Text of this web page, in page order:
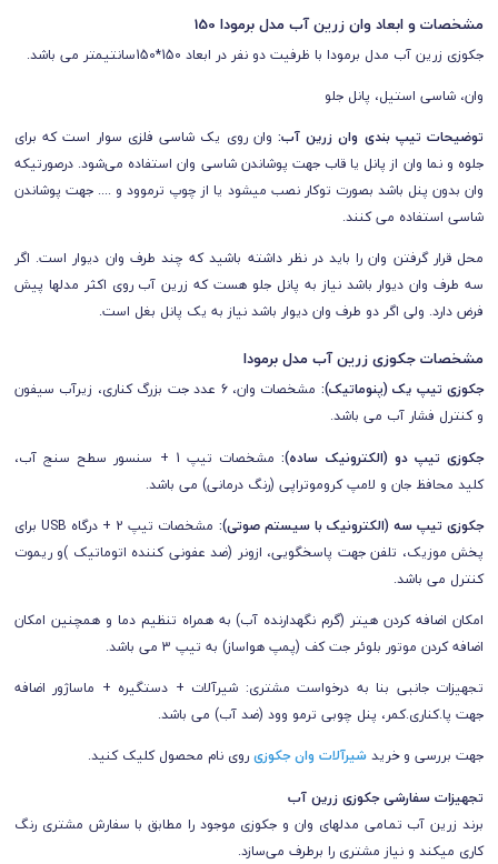
مشخصات و ابعاد وان زرین آب مدل برمودا 150
جکوزی زرین آب مدل برمودا با ظرفیت دو نفر در ابعاد 150*150سانتیمتر می باشد.
وان، شاسی استیل، پانل جلو
توضیحات تیپ بندی وان زرین آب: وان روی یک شاسی فلزی سوار است که برای
جلوه و نما وان از پانل یا قاب جهت پوشاندن شاسی وان استفاده می‌شود. درصورتیکه
وان بدون پنل باشد بصورت توکار نصب میشود یا از چوپ ترموود و .... جهت پوشاندن
شاسی استفاده می کنند.
محل قرار گرفتن وان را باید در نظر داشته باشید که چند طرف وان دیوار است. اگر
سه طرف وان دیوار باشد نیاز به پانل جلو هست که زرین آب روی اکثر مدلها پیش
فرض دارد. ولی اگر دو طرف وان دیوار باشد نیاز به یک پانل بغل است.
مشخصات جکوزی زرین آب مدلبرمودا
جکوزی تیپ یک (پنوماتیک): مشخصات وان، 6 عدد جت بزرگ کناری، زیرآب سیفون
و کنترل فشار آب می باشد.
جکوزی تیپ دو (الکترونیک ساده): مشخصات تیپ 1 +
سنسور سطح سنج آب،
کلید محافظ جان و لامپ کروموتراپی (رنگ درمانی) می باشد.
جکوزی تیپ سه (الکترونیک با سیستم صوتی): مشخصات تیپ 2 +
درگاه USB برای
پخش موزیک، تلفن جهت پاسخگویی، ازونر (ضد عفونی کننده اتوماتیک )و ریموت
کنترل می باشد.
امکان اضافه کردن هیتر (گرم نگهدارنده آب) به همراه تنظیم دما و همچنین امکان
اضافه کردن موتور بلوئر جت کف (پمپ هواساز) به تیپ 3 می باشد.
تجهیزات جانبی بنا به درخواست مشتری: شیرآلات + دستگیره + ماساژور اضافه
جهت پا.کناری.کمر، پنل چوبی ترمو وود (ضد آب) می باشد.
جهت بررسی و خریدشیرآلات وان جکوزیروی نام محصول کلیک کنید.
تجهیزات سفارشی جکوزی زرین آب
برند زرین آب تمـامی مدلهای وان و جکوزی موجود را مطابق با سفارش مشتری رنگ
کاری میکند و نیاز مشتری را برطرف می‌سازد.